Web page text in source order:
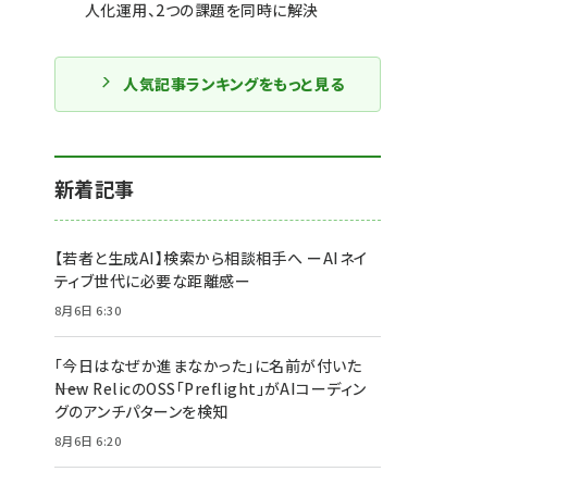
人化運用、2つの課題を同時に解決
人気記事ランキングをもっと見る
新着記事
【若者と生成AI】検索から相談相手へ ーAIネイ
ティブ世代に必要な距離感ー
8月6日 6:30
「今日はなぜか進まなかった」に名前が付いた
――New RelicのOSS「Preflight」がAIコーディン
グのアンチパターンを検知
8月6日 6:20